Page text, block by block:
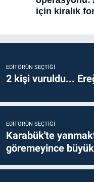
EDITÖRÜN SEÇTIĞI
2 kişi vuruldu...
EDITÖRÜN SEÇTIĞI
Karabük'te
göremeyince